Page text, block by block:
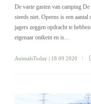
De vaste gasten van camping
steeds niet. Opeens is een
jagers zeggen opdracht te
eigenaar ontkent en is…
AnimalsToday | 18 09 2020